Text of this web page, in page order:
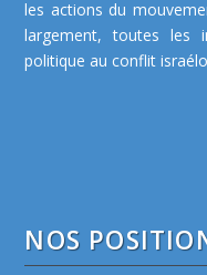
les actions du
largement, toutes les
politique au conflit
NOS